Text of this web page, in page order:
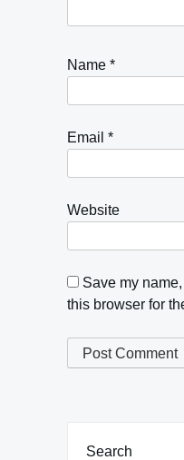
Name *
Email *
Website
Save my
this browser for
Search